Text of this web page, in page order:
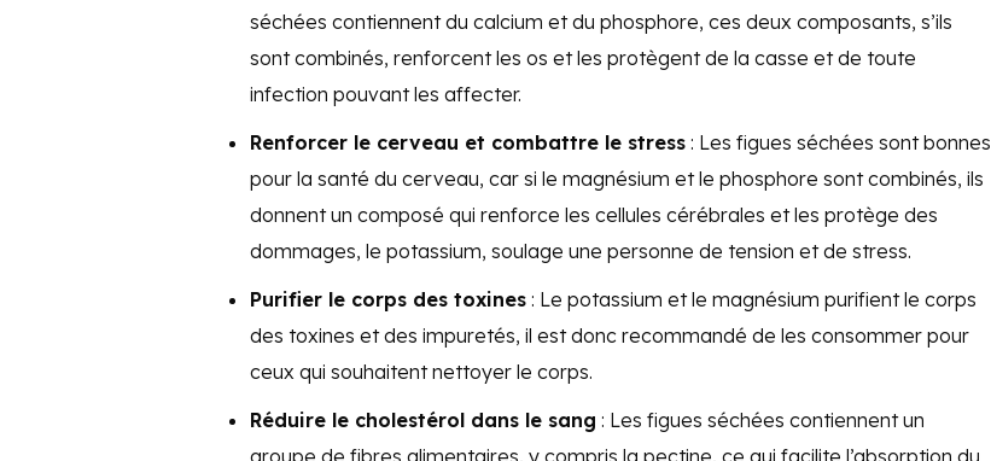
séchées contiennent du calcium et du phosphore, ces deux composants, s’ils
sont combinés, renforcent les os et les protègent de la casse et de toute
infection pouvant les affecter.
Renforcer le cerveau et combattre le stress : Les figues séchées sont bonnes
pour la santé du cerveau, car si le magnésium et le phosphore sont combinés, ils
donnent un composé qui renforce les cellules cérébrales et les protège des
dommages, le potassium, soulage une personne de tension et de stress.
Purifier le corps des toxines : Le potassium et le magnésium purifient le corps
des toxines et des impuretés, il est donc recommandé de les consommer pour
ceux qui souhaitent nettoyer le corps.
Réduire le cholestérol dans le sang : Les figues séchées contiennent un